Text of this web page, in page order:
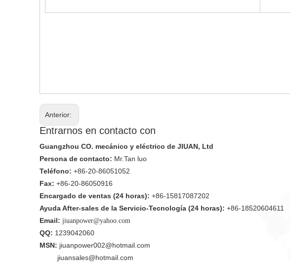
Anterior:
Entrarnos en contacto con
Guangzhou CO. mecánico y eléctrico de JIUAN, Ltd
Persona de contacto: Mr.Tan luo
Teléfono: +86-20-86051052
Fax: +86-20-86050916
Encargado de ventas (24 horas): +86-15817087202
Ayuda After-sales de la Servicio-Tecnología (24 horas): +86-18520604611
Email: jiuanpower@yahoo.com
QQ: 1239042060
MSN: jiuanpower002@hotmail.com
jiuansales@hotmail.com